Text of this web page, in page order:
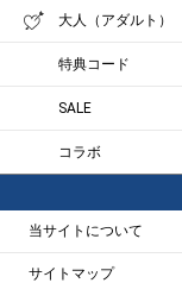
大人（アダルト）
特典コード
SALE
コラボ
当サイトについて
サイトマップ